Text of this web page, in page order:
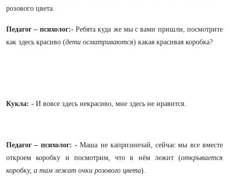
розового цвета.
Педагог – психолог:- Ребята куда же мы с вами пришли, посмотрите
как здесь красиво (дети осматриваются) какая красивая коробка?
Кукла: - И вовсе здесь некрасиво, мне здесь не нравится.
Педагог – психолог: -Маша не капризничай, сейчас мы все вместе
откроем коробку и посмотрим, что в нём лежит (открывается
коробку, а там лежат очки розового цвета).